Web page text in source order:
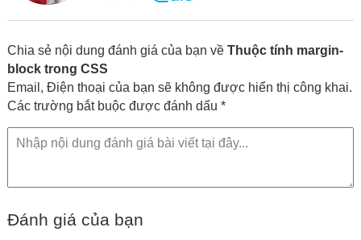
Chia sẻ nội dung đánh giá của bạn về Thuộc tính margin-
block trong CSS
Email, Điện thoại của bạn sẽ không được hiển thị công khai.
Các trường bắt buộc được đánh dấu *
Đánh giá của bạn